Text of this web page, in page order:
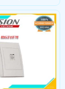
lượng đi lại hơn 35
liệu: Thép không
rộng làn đường:
cho biết hướng đi
phù hợp cho các
ty,văn phong,siêu thị